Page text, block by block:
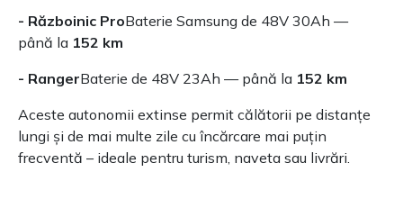
- Războinic ProBaterie Samsung de 48V 30Ah —
până la 152 km
- RangerBaterie de 48V 23Ah — până la 152 km
Aceste autonomii extinse permit călătorii pe distanțe
lungi și de mai multe zile cu încărcare mai puțin
frecventă – ideale pentru turism, naveta sau livrări.